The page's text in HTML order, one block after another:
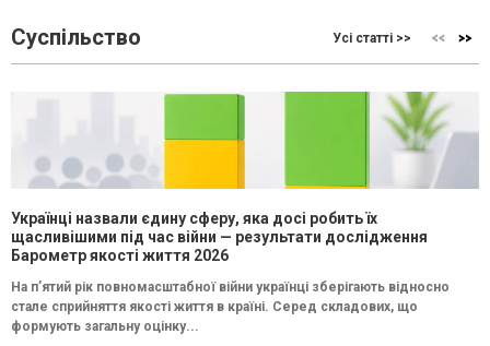
Суспільство Усі статті >>
Українці назвали єдину сферу, яка досі робить їх
щасливішими під час війни — результати дослідження
Барометр якості життя 2026
На п’ятий рік повномасштабної війни українці зберігають відносно
стале сприйняття якості життя в країні. Серед складових, що
формують загальну оцінку...